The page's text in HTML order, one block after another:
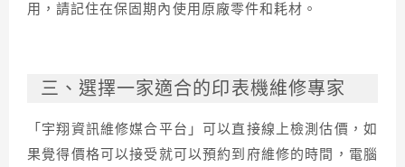
用，請記住在保固期內使用原廠零件和耗材。
三、選擇一家適合的印表機維修專家
「宇翔資訊維修媒合平台」可以直接線上檢測估價，如
果覺得價格可以接受就可以預約到府維修的時間，電腦